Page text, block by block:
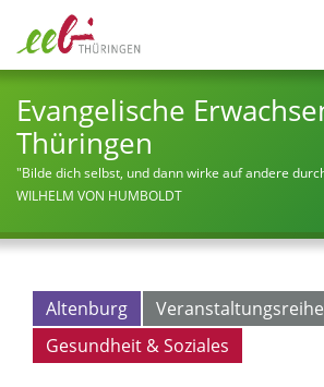
Evangelische
Thüringen
"Bilde dich selbst, und dann wirke auf andere
WILHELM VON HUMBOLDT
Altenburg
Veranstaltungsreihe
Gesundheit & Soziales